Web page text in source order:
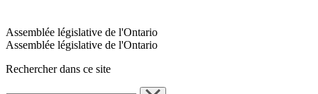
Assemblée législative de l'Ontario
Assemblée législative de l'Ontario
Rechercher dans ce site